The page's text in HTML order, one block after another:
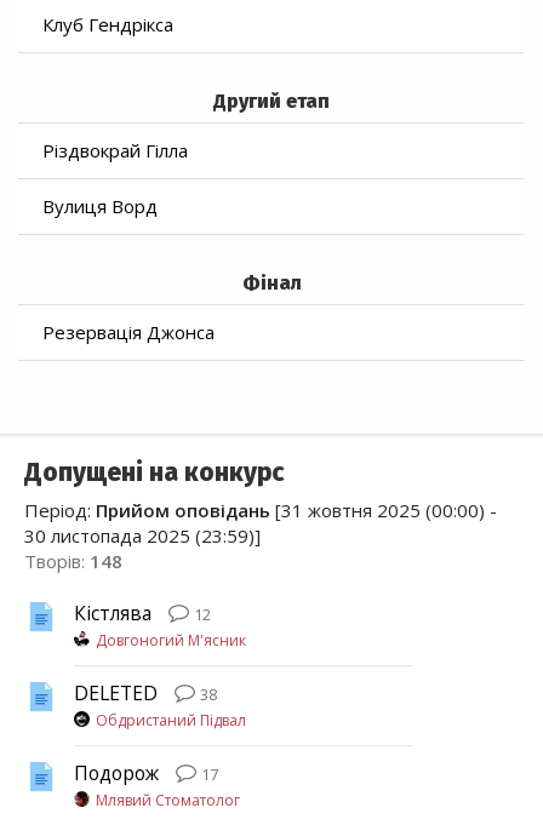
Клуб Гендрікса
Другий етап
Різдвокрай Гілла
Вулиця Ворд
Фінал
Резервація Джонса
Допущені на конкурс
Період: Прийом оповідань [31 жовтня 2025 (00:00) -
30 листопада 2025 (23:59)]
Творів: 148
Кістлява
12
Довгоногий М'ясник
DELETED
38
Обдристаний Підвал
Подорож
17
Млявий Стоматолог